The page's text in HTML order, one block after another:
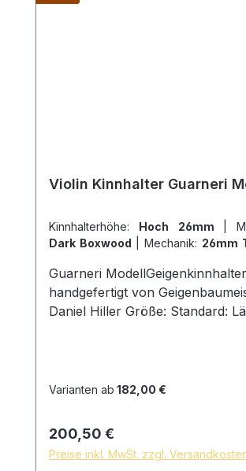
Violin Kinnhalter Guarneri
Kinnhalterhöhe: Hoch 26mm
Dark Boxwood
Mechanik: 26mm
Guarneri ModellGeigenkinnhalter
handgefertigt von
Daniel Hiller Größe: Standard:
Höhe 19mm Holzarten: Dark
Schrauben: Titan Kinnhalter
Doppelmechanik, Schlossgröße
Varianten ab 182,00 €
Regulärer Preis:
200,50 €
Preise inkl. MwSt. zzgl.